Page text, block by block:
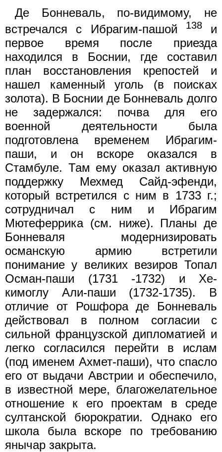
Де Бонневаль, по-видимому, не
встречался с Ибрагим-пашой
138и
первое время после приезда
находился в Боснии, где составил
план восстановления крепостей и
нашел каменный уголь (в поисках
золота). В Боснии де Бонневаль долго
не задержался: почва для его
военной деятельности была
подготовлена временем Ибрагим-
паши, и он вскоре оказался в
Стамбуле. Там ему оказал активную
поддержку Мехмед Сайд-эфенди,
который встретился с ним в 1733 г.;
сотрудничал с ним и Ибрагим
Мютеферрика (см. ниже). Планы де
Бонневаля модернизировать
османскую армию встретили
понимание у великих везиров Топал
Осман-паши (1731 -1732) и Хе-
кимоглу Али-паши (1732-1735). В
отличие от Рошфора де Бонневаль
действовал в полном согласии с
сильной французской дипломатией и
легко согласился перейти в ислам
(под именем Ахмет-паши), что спасло
его от выдачи Австрии и обеспечило,
в известной мере, благожелательное
отношение к его проектам в среде
султанской бюрократии. Однако его
школа была вскоре по требованию
янычар закрыта.